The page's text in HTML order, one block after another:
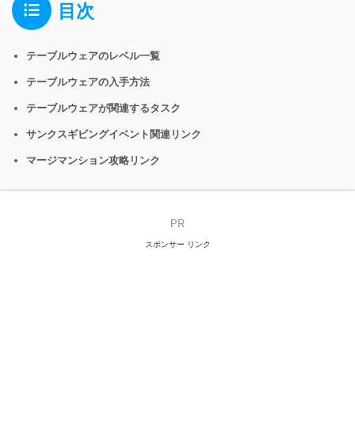
目次
テーブルウェアのレベル一覧
テーブルウェアの入手方法
テーブルウェアが関連するタスク
サンクスギビングイベント関連リンク
マージマンション攻略リンク
PR
スポンサー リンク